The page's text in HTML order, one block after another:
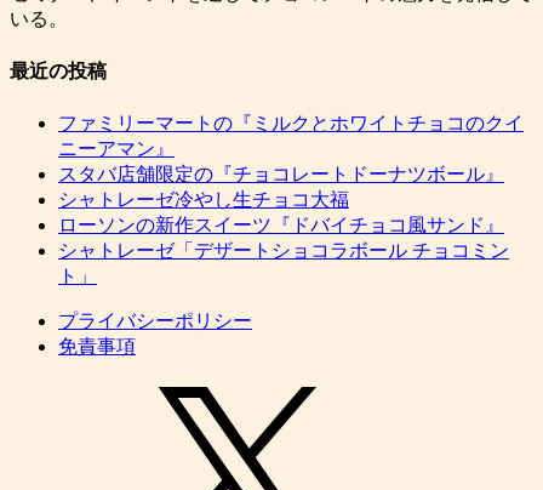
いる。
最近の投稿
ファミリーマートの『ミルクとホワイトチョコのクイ
ニーアマン』
スタバ店舗限定の『チョコレートドーナツボール』
シャトレーゼ冷やし生チョコ大福
ローソンの新作スイーツ『ドバイチョコ風サンド』
シャトレーゼ「デザートショコラボール チョコミン
ト」
プライバシーポリシー
免責事項